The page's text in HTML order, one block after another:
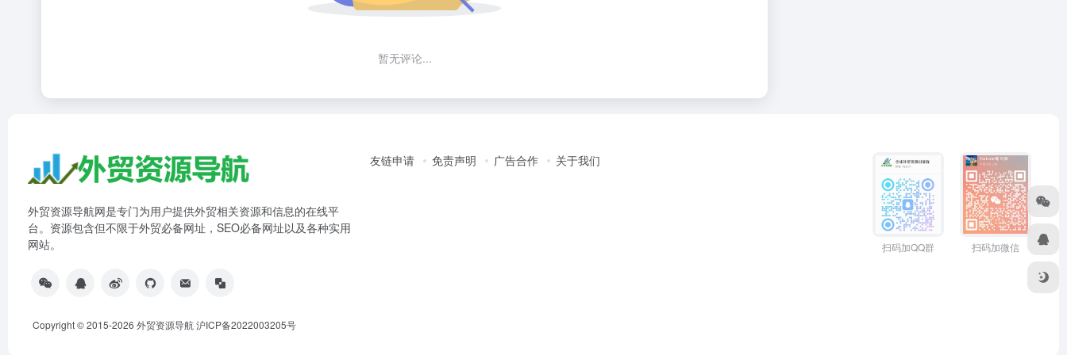
暂无评论...
外贸资源导航网是专门为用户提供外贸相关资源和信息的在线平
台。资源包含但不限于外贸必备网址，SEO必备网址以及各种实用
网站。
友链申请 免责声明 广告合作 关于我们
扫码加QQ群 扫码加微信
Copyright © 2015-2026 外贸资源导航沪ICP备2022003205号